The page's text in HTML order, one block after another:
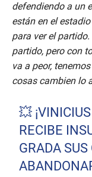
defendiendo a un
están en el
para ver el
partido, pero con
va a peor,
cosas cambien lo
💥
RECIBE
GRADA